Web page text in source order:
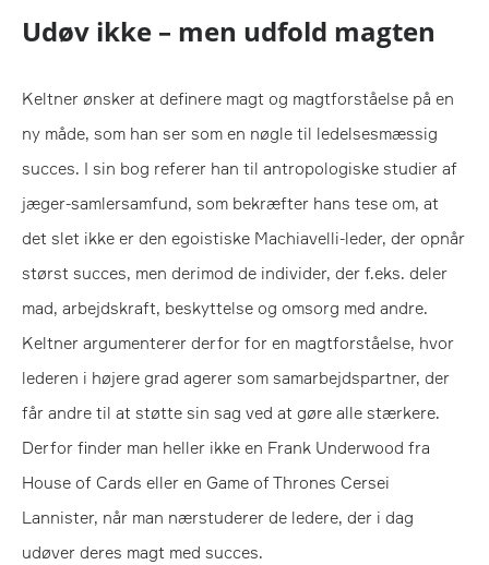
Udøv ikke – men udfold magten
Keltner ønsker at definere magt og magtforståelse på en
ny måde, som han ser som en nøgle til ledelsesmæssig
succes. I sin bog referer han til antropologiske studier af
jæger-samlersamfund, som bekræfter hans tese om, at
det slet ikke er den egoistiske Machiavelli-leder, der opnår
størst succes, men derimod de individer, der f.eks. deler
mad, arbejdskraft, beskyttelse og omsorg med andre.
Keltner argumenterer derfor for en magtforståelse, hvor
lederen i højere grad agerer som samarbejdspartner, der
får andre til at støtte sin sag ved at gøre alle stærkere.
Derfor finder man heller ikke en Frank Underwood fra
House of Cards eller en Game of Thrones Cersei
Lannister, når man nærstuderer de ledere, der i dag
udøver deres magt med succes.